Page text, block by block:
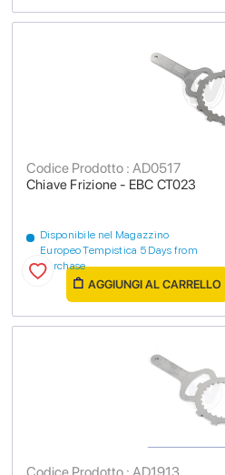
Chiave Frizione - EBC CT023
Codice Prodotto : AD0517
Disponibile nel Magazzino
Europeo Tempistica 5 Days from
purchase
AGGIUNGI AL CARRELLO